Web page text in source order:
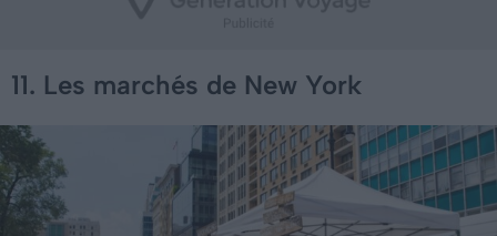
11. Les marchés de New York